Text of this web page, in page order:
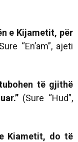
e Kijametit, për
“En’am”, ajeti
të gjithë
(Sure “Hud”,
Kiametit, do të